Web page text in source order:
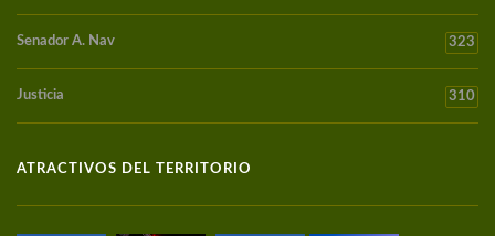
Senador A. Nav 323
Justicia 310
ATRACTIVOS DEL TERRITORIO